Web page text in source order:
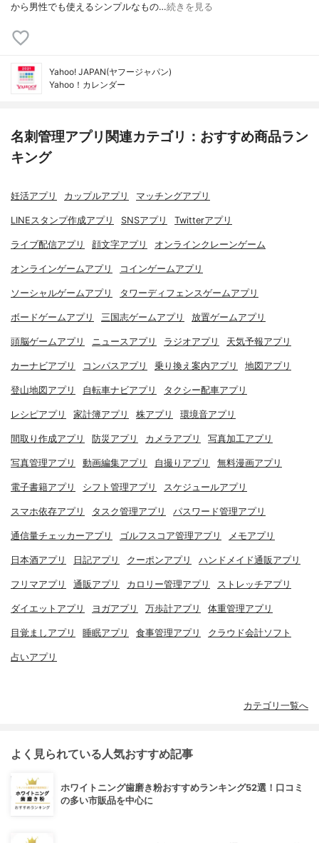
から男性でも使えるシンプルなもの…続きを見る
Yahoo! JAPAN(ヤフージャパン)
Yahoo！カレンダー
名刺管理アプリ関連カテゴリ：おすすめ商品ラン
キング
妊活アプリ カップルアプリ マッチングアプリ
LINEスタンプ作成アプリ SNSアプリ Twitterアプリ
ライブ配信アプリ 顔文字アプリ オンラインクレーンゲーム
オンラインゲームアプリ コインゲームアプリ
ソーシャルゲームアプリ タワーディフェンスゲームアプリ
ボードゲームアプリ 三国志ゲームアプリ 放置ゲームアプリ
頭脳ゲームアプリ ニュースアプリ ラジオアプリ 天気予報アプリ
カーナビアプリ コンパスアプリ 乗り換え案内アプリ 地図アプリ
登山地図アプリ 自転車ナビアプリ タクシー配車アプリ
レシピアプリ 家計簿アプリ 株アプリ 環境音アプリ
間取り作成アプリ 防災アプリ カメラアプリ 写真加工アプリ
写真管理アプリ 動画編集アプリ 自撮りアプリ 無料漫画アプリ
電子書籍アプリ シフト管理アプリ スケジュールアプリ
スマホ依存アプリ タスク管理アプリ パスワード管理アプリ
通信量チェッカーアプリ ゴルフスコア管理アプリ メモアプリ
日本酒アプリ 日記アプリ クーポンアプリ ハンドメイド通販アプリ
フリマアプリ 通販アプリ カロリー管理アプリ ストレッチアプリ
ダイエットアプリ ヨガアプリ 万歩計アプリ 体重管理アプリ
目覚ましアプリ 睡眠アプリ 食事管理アプリ クラウド会計ソフト
占いアプリ
カテゴリ一覧へ
よく見られている人気おすすめ記事
ホワイトニング歯磨き粉おすすめランキング52選！口コミ
の多い市販品を中心に